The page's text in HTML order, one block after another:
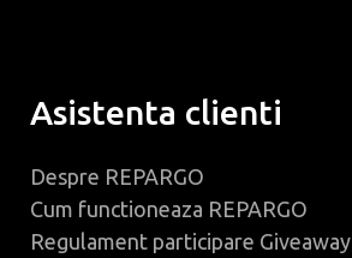
Asistenta clienti
Despre REPARGO
Cum functioneaza REPARGO
Regulament participare Giveaway